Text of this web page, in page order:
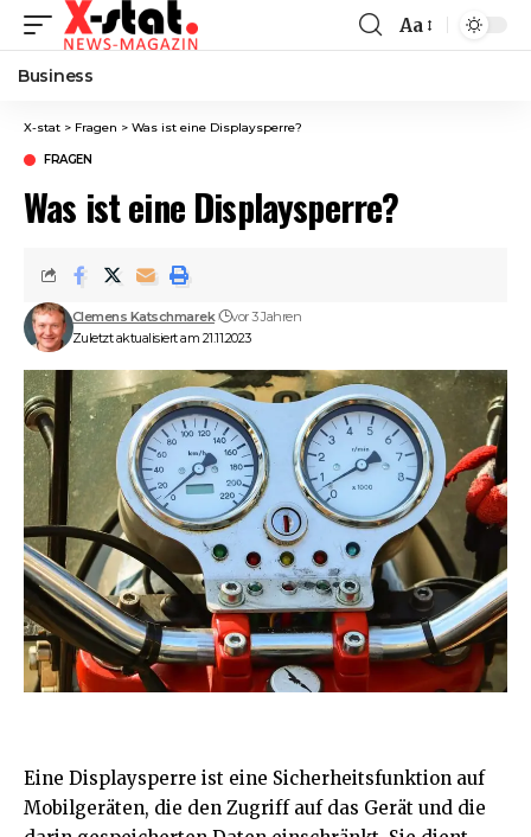
Font
Aa
Business
X-stat > Fragen > Was ist eine Displaysperre?
FRAGEN
Was ist eine Displaysperre?
Zuletzt aktualisiert am 21.11.2023
Clemens Katschmarek vor 3 Jahren
Eine Displaysperre ist eine Sicherheitsfunktion auf
Mobilgeräten, die den Zugriff auf das Gerät und die